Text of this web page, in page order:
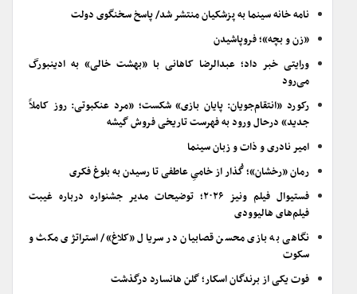
نامه خانه سینما به پزشکیان منتشر شد/ پاسخ سخنگوی دولت
«زن و بچه»؛ فروپاشیدن
ورایتی خبر داد؛ عبدالرضا کاهانی با «بهشت خالی» به ادینبورگ
می‌رود
رکورد «انتقام‌جویان: پایان بازی» شکست؛ «مرد عنکبوتی: روز کاملاً
جدید» درحال ورود به فهرست تاریخی فروش گیشه
امیر نادری و ذات و زبان سینما
رمان «رخشان»؛ گُذار از خامیِ عاطفی تا رسیدن به بلوغ فکری
فستیوال فیلم ونیز ۲۰۲۶؛ توضیحات مدیر جشنواره درباره غیبت
فیلم‌های هالیوودی
نگاهی به بازی محسن قصابیان در سریال «کلاغ»/ استراتژی مکث و
سکوت
فوت یکی از برندگان اسکار؛ گلن هانسارد درگذشت